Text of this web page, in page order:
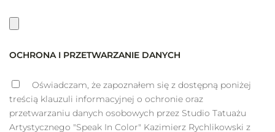
OCHRONA I PRZETWARZANIE DANYCH
Oświadczam, że zapoznałem się z dostępną poniżej
treścią klauzuli informacyjnej o ochronie oraz
przetwarzaniu danych osobowych przez Studio Tatuażu
Artystycznego "Speak In Color" Kazimierz Rychlikowski z